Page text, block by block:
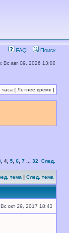
FAQ Поиск
Вс авг 09, 2026 13:00
часа [ Летнее время ]
4 5 6 7 32 След.
тема | След. тема
Вс окт 29, 2017 18:43